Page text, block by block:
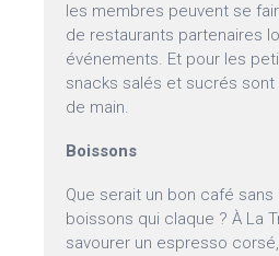
les membres peuvent se
de restaurants partenaires
événements. Et pour les
snacks salés et sucrés
de main.
Boissons
Que serait un bon café
boissons qui claque ? À La
savourer un espresso